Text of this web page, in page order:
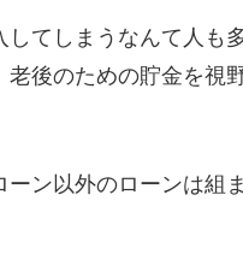
てしまうなんて人も
後のための貯金を視
ン以外のローンは組